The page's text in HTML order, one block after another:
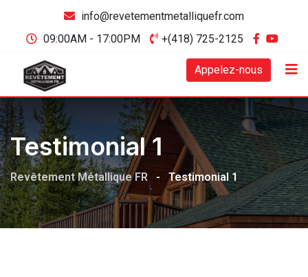
info@revetementmetalliquefr.com
09:00AM - 17:00PM
+(418) 725-2125
Appelez-nous
Testimonial 1
Revêtement Métallique FR - Testimonial 1